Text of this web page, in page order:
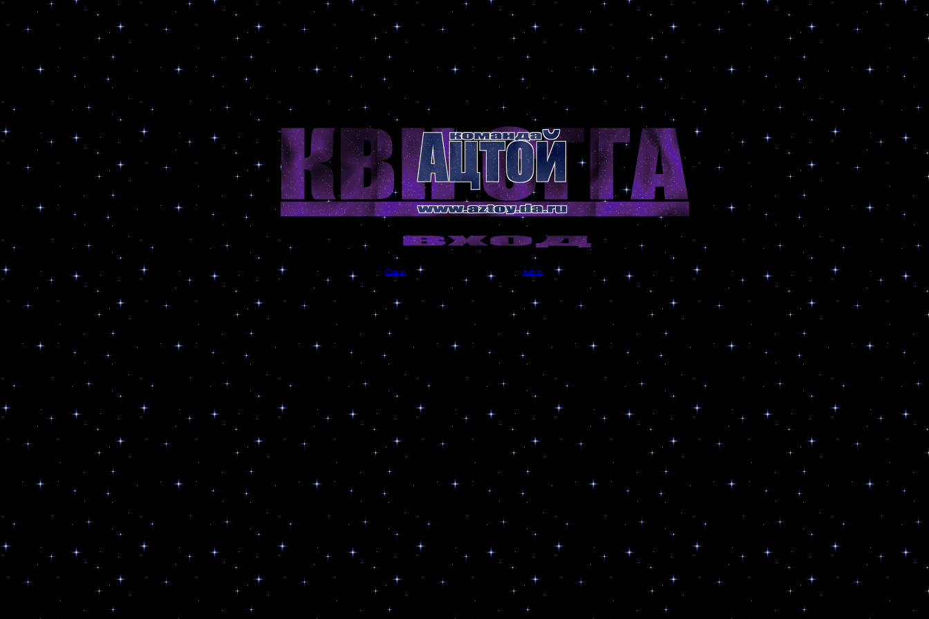
Chat.ruрекомендует: товары из Китая на сайте Asia.ru!